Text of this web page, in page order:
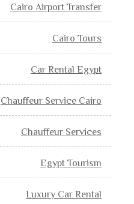
Cairo Airport Transfer
Cairo Tours
Car Rental Egypt
Chauffeur Service Cairo
Chauffeur Services
Egypt Tourism
Luxury Car Rental